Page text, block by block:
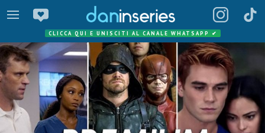
CLICCA QUI E UNISCITI AL CANALE WHATSAPP ✔